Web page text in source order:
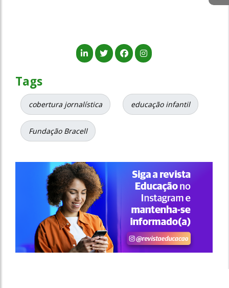
Tags
cobertura jornalística educação infantil
Fundação Bracell